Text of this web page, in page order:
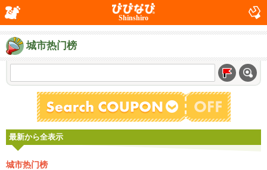
Shinshiro
城市热门榜
最新から全表示
城市热门榜